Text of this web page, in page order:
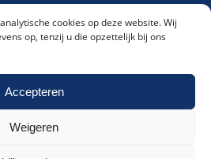
cookies op deze website. Wij
op, tenzij u die opzettelijk bij ons
Accepteren
Weigeren
Disclaimer
& Cookies
onze nieuwsbrief!
met onsprivacybeleid